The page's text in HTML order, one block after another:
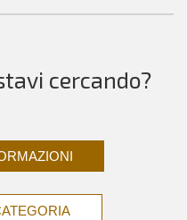
cercando?